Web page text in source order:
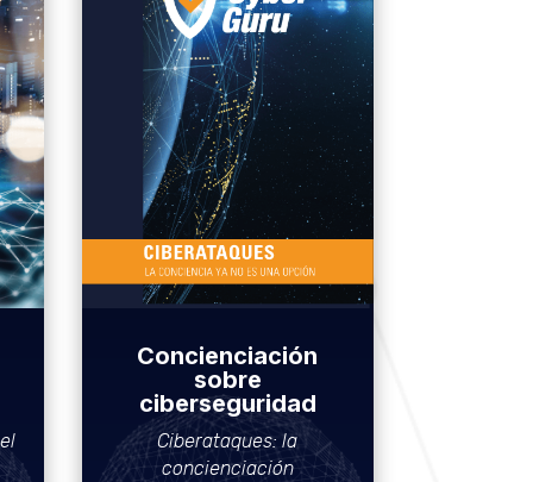
Concienciación
sobre
ciberseguridad
Ciberataques: la
concienciación